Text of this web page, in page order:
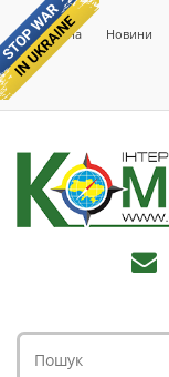
Головна Новини